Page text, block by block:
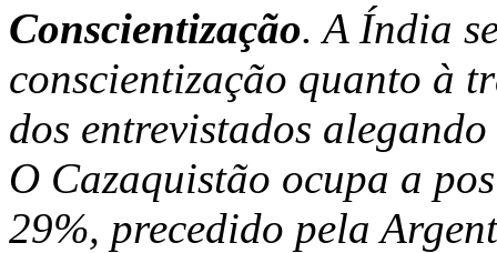
Conscientização. A Índia
conscientização quanto à
dos entrevistados
O Cazaquistão ocupa a
29%, precedido pela